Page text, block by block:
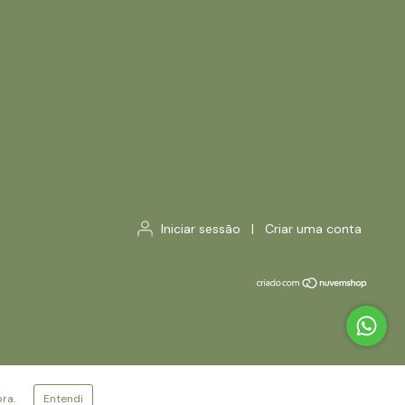
Entendi
Iniciar sessão | Criar uma conta